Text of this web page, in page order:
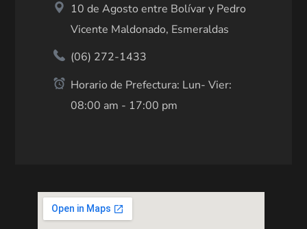
10 de Agosto entre Bolívar y Pedro
Vicente Maldonado, Esmeraldas
(06) 272-1433
Horario de Prefectura: Lun- Vier:
08:00 am - 17:00 pm